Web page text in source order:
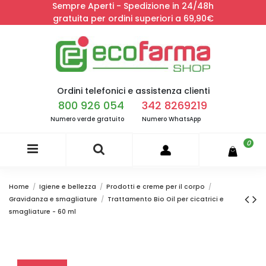
Sempre Aperti - Spedizione in 24/48h
gratuita per ordini superiori a 69,90€
Ordini telefonici e assistenza clienti
800 926 054
Numero verde gratuito
342 8269219
Numero WhatsApp
0
Home Igiene e bellezza
Prodotti e creme per il corpo
Gravidanza e smagliature
Trattamento Bio Oil per cicatrici e
smagliature - 60 ml